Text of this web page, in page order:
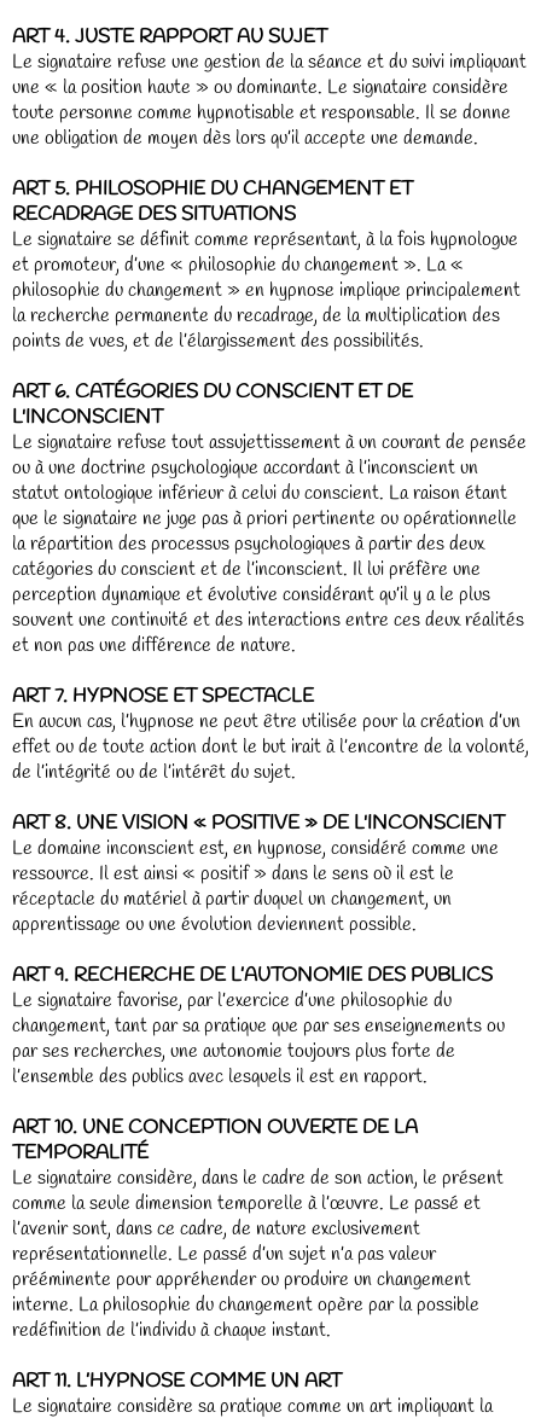
ART 4. JUSTE RAPPORT AU SUJET
Le signataire refuse une gestion de la séance et du suivi impliquant
une « la position haute » ou dominante. Le signataire considère
toute personne comme hypnotisable et responsable. Il se donne
une obligation de moyen dès lors qu’il accepte une demande.
ART 5. PHILOSOPHIE DU CHANGEMENT ET
RECADRAGE DES SITUATIONS
Le signataire se définit comme représentant, à la fois hypnologue
et promoteur, d’une « philosophie du changement ». La «
philosophie du changement » en hypnose implique principalement
la recherche permanente du recadrage, de la multiplication des
points de vues, et de l’élargissement des possibilités.
ART 6. CATÉGORIES DU CONSCIENT ET DE
L'INCONSCIENT
Le signataire refuse tout assujettissement à un courant de pensée
ou à une doctrine psychologique accordant à l’inconscient un
statut ontologique inférieur à celui du conscient. La raison étant
que le signataire ne juge pas à priori pertinente ou opérationnelle
la répartition des processus psychologiques à partir des deux
catégories du conscient et de l’inconscient. Il lui préfère une
perception dynamique et évolutive considérant qu’il y a le plus
souvent une continuité et des interactions entre ces deux réalités
et non pas une différence de nature.
ART 7. HYPNOSE ET SPECTACLE
En aucun cas, l’hypnose ne peut être utilisée pour la création d’un
effet ou de toute action dont le but irait à l’encontre de la volonté,
de l’intégrité ou de l’intérêt du sujet.
ART 8. UNE VISION « POSITIVE » DE L'INCONSCIENT
Le domaine inconscient est, en hypnose, considéré comme une
ressource. Il est ainsi « positif » dans le sens où il est le
réceptacle du matériel à partir duquel un changement, un
apprentissage ou une évolution deviennent possible.
ART 9. RECHERCHE DE L’AUTONOMIE DES PUBLICS
Le signataire favorise, par l’exercice d’une philosophie du
changement, tant par sa pratique que par ses enseignements ou
par ses recherches, une autonomie toujours plus forte de
l’ensemble des publics avec lesquels il est en rapport.
ART 10. UNE CONCEPTION OUVERTE DE LA
TEMPORALITÉ
Le signataire considère, dans le cadre de son action, le présent
comme la seule dimension temporelle à l’œuvre. Le passé et
l’avenir sont, dans ce cadre, de nature exclusivement
représentationnelle. Le passé d’un sujet n’a pas valeur
prééminente pour appréhender ou produire un changement
interne. La philosophie du changement opère par la possible
redéfinition de l’individu à chaque instant.
ART 11. L’HYPNOSE COMME UN ART
Le signataire considère sa pratique comme un art impliquant la